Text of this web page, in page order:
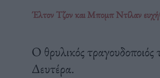
Έλτον Τζον και Μπομπ Ντίλαν
Ο θρυλικός
Δευτέρα.